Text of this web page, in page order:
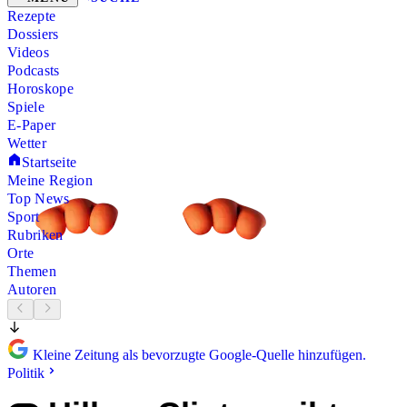
Rezepte
Dossiers
Videos
Podcasts
Horoskope
Spiele
E-Paper
Wetter
Startseite
Meine Region
Top News
Sport
Rubriken
Orte
Themen
Autoren
Kleine Zeitung als bevorzugte Google-Quelle hinzufügen.
Politik